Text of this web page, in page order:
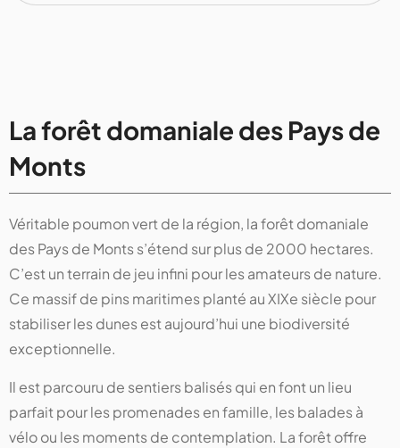
La forêt domaniale des Pays de
Monts
Véritable poumon vert de la région, la forêt domaniale
des Pays de Monts s’étend sur plus de 2000 hectares.
C’est un terrain de jeu infini pour les amateurs de nature.
Ce massif de pins maritimes planté au XIXe siècle pour
stabiliser les dunes est aujourd’hui une biodiversité
exceptionnelle.
Il est parcouru de sentiers balisés qui en font un lieu
parfait pour les promenades en famille, les balades à
vélo ou les moments de contemplation. La forêt offre